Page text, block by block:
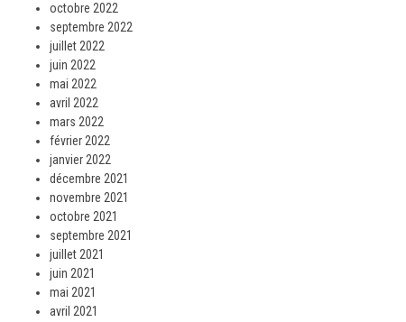
octobre 2022
septembre 2022
juillet 2022
juin 2022
mai 2022
avril 2022
mars 2022
février 2022
janvier 2022
décembre 2021
novembre 2021
octobre 2021
septembre 2021
juillet 2021
juin 2021
mai 2021
avril 2021